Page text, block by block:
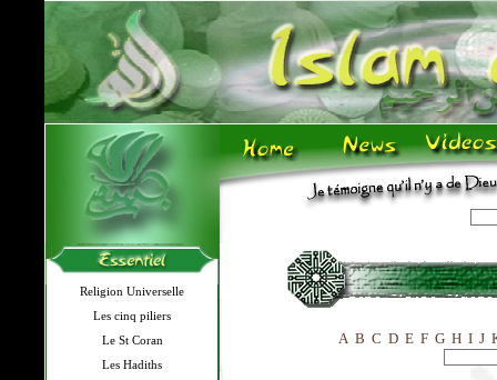
Religion Universelle
Les cinq piliers
Le St Coran
Les Hadiths
A B C D E F G H I J